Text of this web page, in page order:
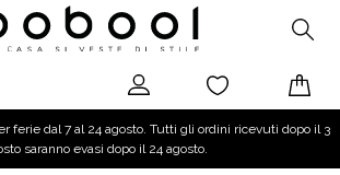
ferie dal 7 al 24 agosto. Tutti gli ordini ricevuti dopo il 3
saranno evasi dopo il 24 agosto.